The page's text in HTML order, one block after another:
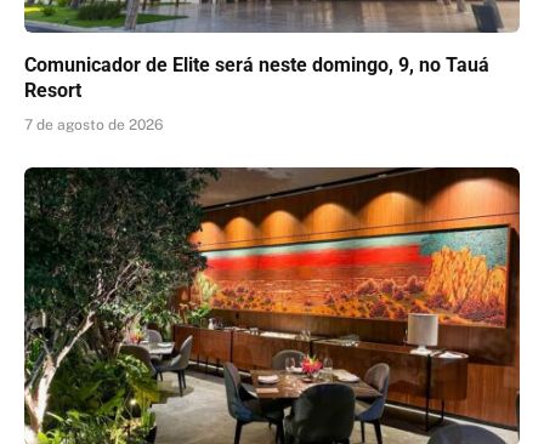
Comunicador de Elite será neste domingo, 9, no Tauá
Resort
7 de agosto de 2026